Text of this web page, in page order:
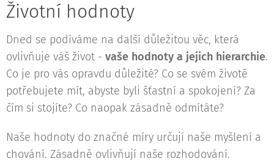
Životní hodnoty
Dned se podíváme na další důležitou věc, která
ovlivňuje váš život - vaše hodnoty a jejich hierarchie.
Co je pro vás opravdu důležité? Co se svém životě
potřebujete mít, abyste byli šťastní a spokojení? Za
čím si stojíte? Co naopak zásadně odmítáte?
Naše hodnoty do značné míry určují naše myšlení a
chování. Zásadně ovlivňují naše rozhodování.